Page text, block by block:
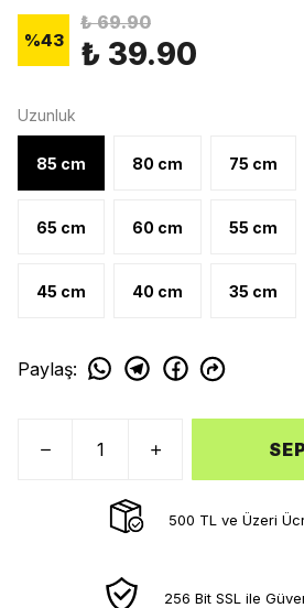
%43
₺ 69.90
₺ 39.90
Uzunluk
85 cm 80 cm 75 cm
65 cm 60 cm 55 cm
45 cm 40 cm 35 cm
Paylaş:
500 TL ve Üzeri
256 Bit SSL ile